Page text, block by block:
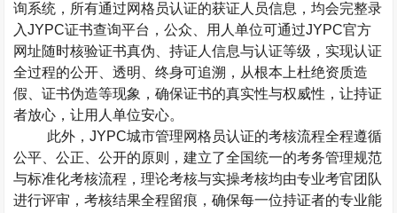
询系统，所有通过网格员认证的获证人员信息，均会完整录
入JYPC证书查询平台，公众、用人单位可通过JYPC官方
网址随时核验证书真伪、持证人信息与认证等级，实现认证
全过程的公开、透明、终身可追溯，从根本上杜绝资质造
假、证书伪造等现象，确保证书的真实性与权威性，让持证
者放心，让用人单位安心。
此外， JYPC城市管理网格员认证的考核流程全程遵循
公平、公正、公开的原则，建立了全国统一的考务管理规范
与标准化考核流程，理论考核与实操考核均由专业考官团队
进行评审，考核结果全程留痕，确保每一位持证者的专业能